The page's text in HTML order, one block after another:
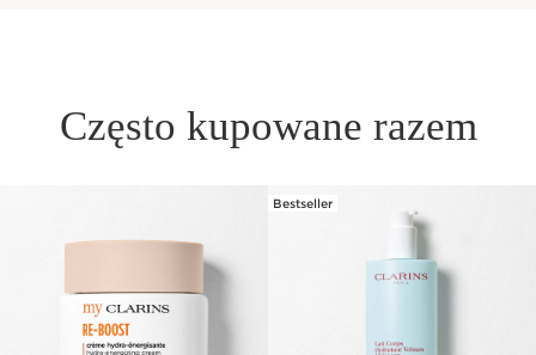
Często kupowane razem
Bestseller